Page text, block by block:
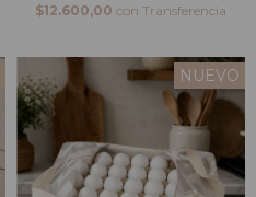
$12.600,00 con Transferencia
NUEVO